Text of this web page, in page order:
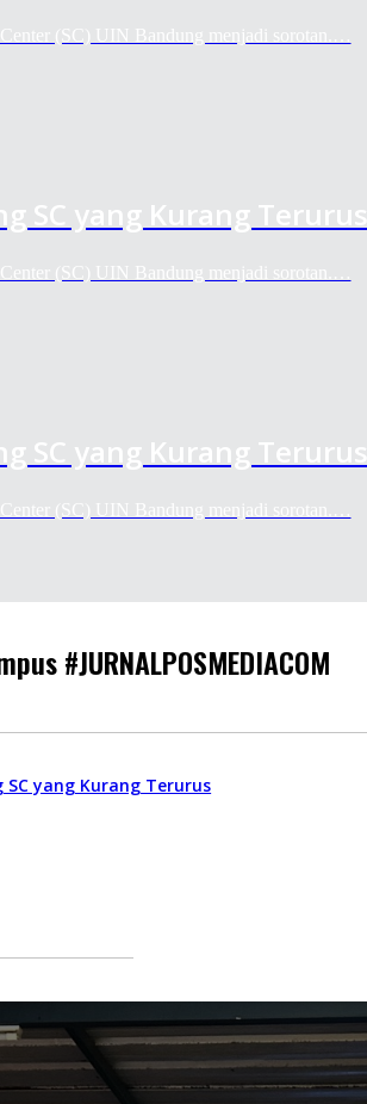
(SC) UIN Bandung menjadi sorotan.…
SC yang Kurang Terurus
(SC) UIN Bandung menjadi sorotan.…
SC yang Kurang Terurus
(SC) UIN Bandung menjadi sorotan.…
#JURNALPOSMEDIACOM
SC yang Kurang Terurus